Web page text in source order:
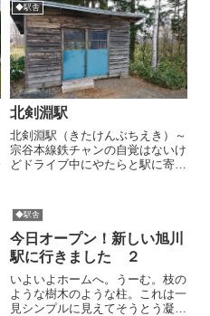
◆駅舎
北剣淵駅
北剣淵駅（きたけんぶちえき）～
宗谷本線鉄チャンの自覚はないけ
どドライブ中にやたらと駅に寄っ
日本史に深くかかわるものだか
ら、多くの人を惹きこむことは間
違いないですね。このほったて小
屋...
◆駅舎
今日オープン！新しい旭川
駅に行きました ２
いよいよホームへ。うーむ。枝の
ような樹木のような柱。これは一
見シンプルに見えてそうとう凝っ